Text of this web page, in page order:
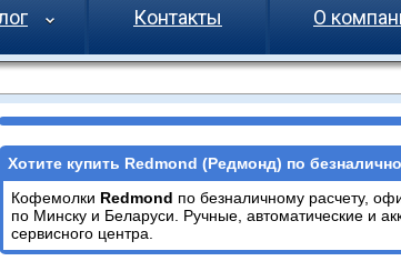
Контакты О
Хотите купить Redmond (Редмонд) по
Кофемолки Redmond по безналичному расчету,
по Минску и Беларуси. Ручные, автоматические и
сервисного центра.